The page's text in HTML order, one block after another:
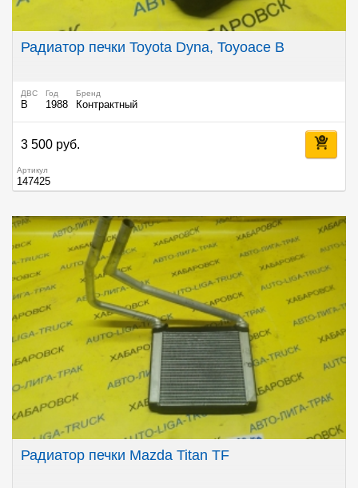
Радиатор печки Toyota Dyna, Toyoace B
ДВС
B
Год
1988
Бренд
Контрактный
3 500 руб.
Артикул
147425
Радиатор печки Mazda Titan TF